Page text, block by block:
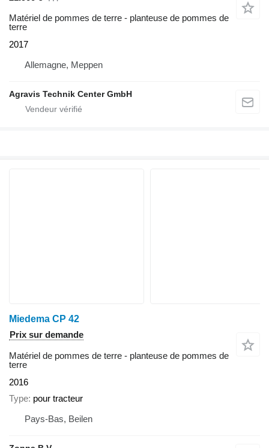
Matériel de pommes de terre - planteuse de pommes de
terre
2017
Allemagne, Meppen
Agravis Technik Center GmbH
Miedema CP 42
Prix sur demande
Matériel de pommes de terre - planteuse de pommes de
terre
2016
Type pour tracteur
Pays-Bas, Beilen